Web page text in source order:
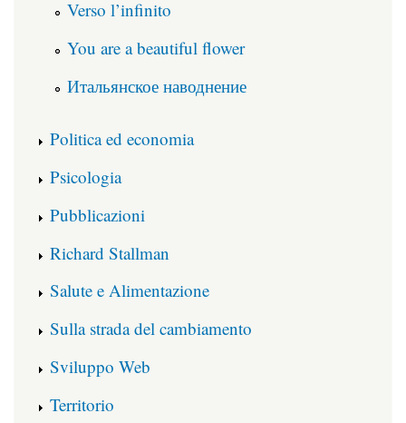
Verso l’infinito
You are a beautiful flower
Итальянское наводнение
Politica ed economia
Psicologia
Pubblicazioni
Richard Stallman
Salute e Alimentazione
Sulla strada del cambiamento
Sviluppo Web
Territorio